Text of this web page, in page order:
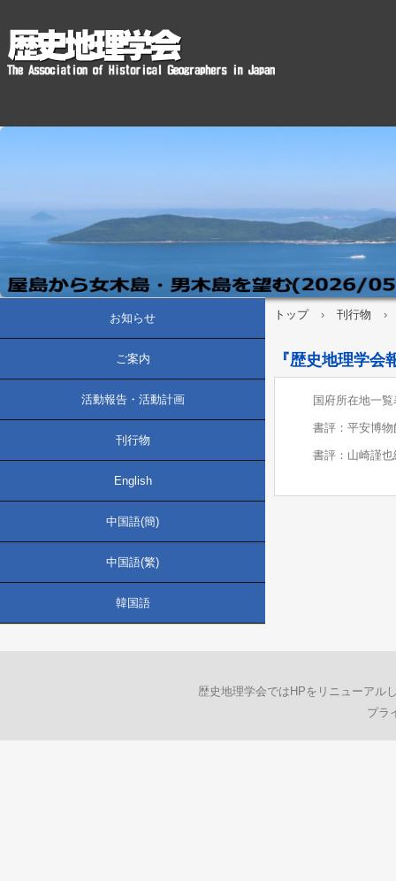
トップ › 刊行物 ›
『歴史地理学
国府所在地一
書評：平安博
書評：山崎謹
お知らせ
ご案内
活動報告・活動計画
刊行物
English
中国語(簡)
中国語(繁)
韓国語
歴史地理学会ではHPをリニューアル
プラ